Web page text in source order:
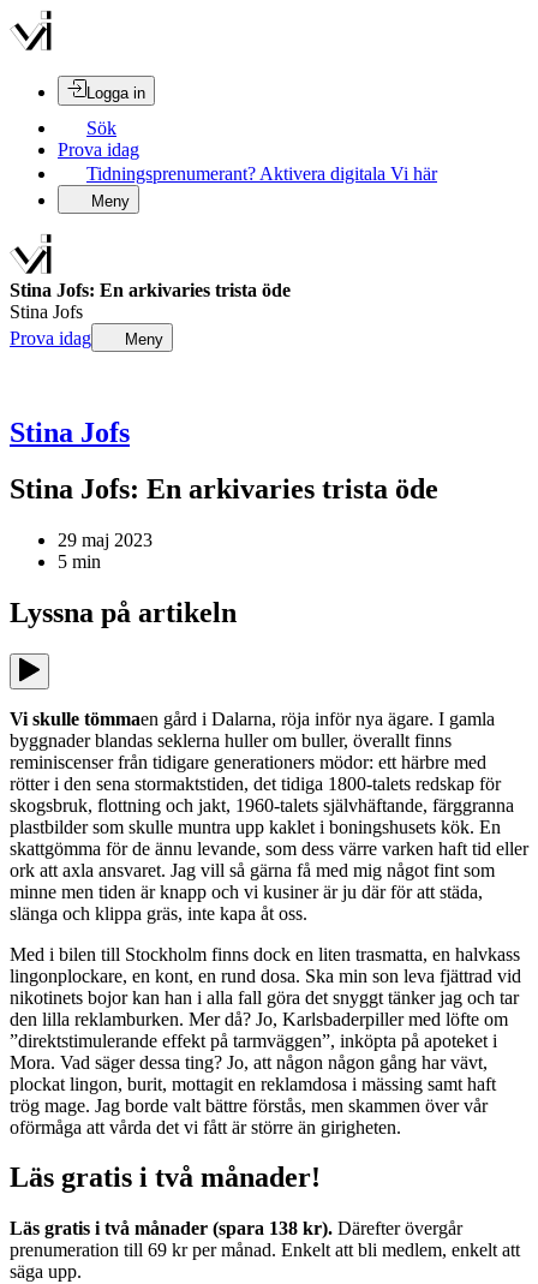
Logga in
Sök
Prova idag
Tidningsprenumerant? Aktivera digitala Vi här
Meny
Stina Jofs: En arkivaries trista öde
Stina Jofs
Prova idag
Meny
Stina Jofs
Stina Jofs: En arkivaries trista öde
29 maj 2023
5 min
Lyssna på artikeln
Vi skulle tömmaen gård i Dalarna, röja inför nya ägare. I gamla
byggnader blandas seklerna huller om buller, överallt finns
reminiscenser från tidigare generationers mödor: ett härbre med
rötter i den sena stormaktstiden, det tidiga 1800-talets redskap för
skogsbruk, flottning och jakt, 1960-talets självhäftande, färggranna
plastbilder som skulle muntra upp kaklet i boningshusets kök. En
skattgömma för de ännu levande, som dess värre varken haft tid eller
ork att axla ansvaret. Jag vill så gärna få med mig något fint som
minne men tiden är knapp och vi kusiner är ju där för att städa,
slänga och klippa gräs, inte kapa åt oss.
Med i bilen till Stockholm finns dock en liten trasmatta, en halvkass
lingonplockare, en kont, en rund dosa. Ska min son leva fjättrad vid
nikotinets bojor kan han i alla fall göra det snyggt tänker jag och tar
den lilla reklamburken. Mer då? Jo, Karlsbaderpiller med löfte om
”direktstimulerande effekt på tarmväggen”, inköpta på apoteket i
Mora. Vad säger dessa ting? Jo, att någon någon gång har vävt,
plockat lingon, burit, mottagit en reklamdosa i mässing samt haft
trög mage. Jag borde valt bättre förstås, men skammen över vår
oförmåga att vårda det vi fått är större än girigheten.
Läs gratis i två månader!
Läs gratis i två månader (spara 138 kr). Därefter övergår
prenumeration till 69 kr per månad. Enkelt att bli medlem, enkelt att
säga upp.